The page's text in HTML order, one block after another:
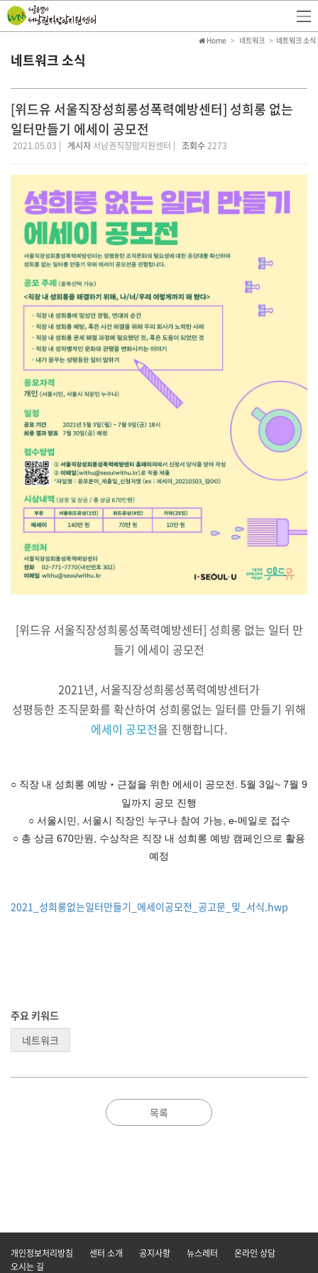
네트워크 소식
Home 네트워크 네트워크 소식
[위드유 서울직장성희롱성폭력예방센터] 성희롱 없는
일터만들기 에세이 공모전
2021.05.03 | 게시자 서남권직장맘지원센터 | 조회수2273
[위드유 서울직장성희롱성폭력예방센터] 성희롱 없는 일터 만
들기 에세이 공모전
2021년, 서울직장성희롱성폭력예방센터가
성평등한 조직문화를 확산하여 성희롱없는 일터를 만들기 위해
에세이 공모전을 진행합니다.
○ 직장 내 성희롱 예방‧근절을 위한 에세이 공모전. 5월 3일~ 7월 9
일까지 공모 진행
○ 서울시민, 서울시 직장인 누구나 참여 가능, e-메일로 접수
○ 총 상금 670만원, 수상작은 직장 내 성희롱 예방 캠페인으로 활용
예정
2021_성희롱없는일터만들기_에세이공모전_공고문_및_서식.hwp
주요 키워드
네트워크
목록
개인정보처리방침 센터 소개 공지사항 뉴스레터
온라인 상담
오시는 길